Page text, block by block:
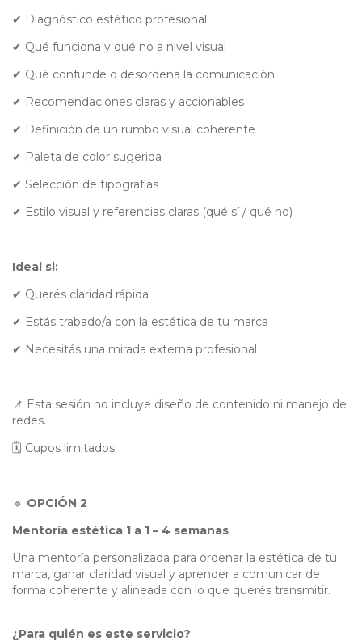
✔ Diagnóstico estético profesional
✔ Qué funciona y qué no a nivel visual
✔ Qué confunde o desordena la comunicación
✔ Recomendaciones claras y accionables
✔ Definición de un rumbo visual coherente
✔ Paleta de color sugerida
✔ Selección de tipografías
✔ Estilo visual y referencias claras (qué sí / qué no)
Ideal si:
✔ Querés claridad rápida
✔ Estás trabado/a con la estética de tu marca
✔ Necesitás una mirada externa profesional
📌 Esta sesión no incluye diseño de contenido ni manejo de
redes.
🗓 Cupos limitados
🔹 OPCIÓN 2
Mentoría estética 1 a 1 – 4 semanas
Una mentoría personalizada para ordenar la estética de tu
marca, ganar claridad visual y aprender a comunicar de
forma coherente y alineada con lo que querés transmitir.
¿Para quién es este servicio?